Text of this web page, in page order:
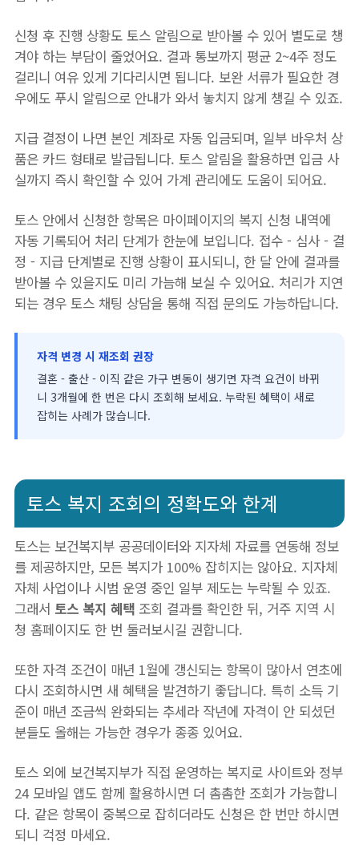
신청 후 진행 상황도 토스 알림으로 받아볼 수 있어 별도로 챙
겨야 하는 부담이 줄었어요. 결과 통보까지 평균 2~4주 정도
걸리니 여유 있게 기다리시면 됩니다. 보완 서류가 필요한 경
우에도 푸시 알림으로 안내가 와서 놓치지 않게 챙길 수 있죠.
지급 결정이 나면 본인 계좌로 자동 입금되며, 일부 바우처 상
품은 카드 형태로 발급됩니다. 토스 알림을 활용하면 입금 사
실까지 즉시 확인할 수 있어 가계 관리에도 도움이 되어요.
토스 안에서 신청한 항목은 마이페이지의 복지 신청 내역에
자동 기록되어 처리 단계가 한눈에 보입니다. 접수 - 심사 - 결
정 - 지급 단계별로 진행 상황이 표시되니, 한 달 안에 결과를
받아볼 수 있을지도 미리 가늠해 보실 수 있어요. 처리가 지연
되는 경우 토스 채팅 상담을 통해 직접 문의도 가능하답니다.
자격 변경 시 재조회 권장
결혼 - 출산 - 이직 같은 가구 변동이 생기면 자격 요건이 바뀌
니 3개월에 한 번은 다시 조회해 보세요. 누락된 혜택이 새로
잡히는 사례가 많습니다.
토스 복지 조회의 정확도와 한계
토스는 보건복지부 공공데이터와 지자체 자료를 연동해 정보
를 제공하지만, 모든 복지가 100% 잡히지는 않아요. 지자체
자체 사업이나 시범 운영 중인 일부 제도는 누락될 수 있죠.
그래서 토스 복지 혜택 조회 결과를 확인한 뒤, 거주 지역 시
청 홈페이지도 한 번 둘러보시길 권합니다.
또한 자격 조건이 매년 1월에 갱신되는 항목이 많아서 연초에
다시 조회하시면 새 혜택을 발견하기 좋답니다. 특히 소득 기
준이 매년 조금씩 완화되는 추세라 작년에 자격이 안 되셨던
분들도 올해는 가능한 경우가 종종 있어요.
토스 외에 보건복지부가 직접 운영하는 복지로 사이트와 정부
24 모바일 앱도 함께 활용하시면 더 촘촘한 조회가 가능합니
다. 같은 항목이 중복으로 잡히더라도 신청은 한 번만 하시면
되니 걱정 마세요.